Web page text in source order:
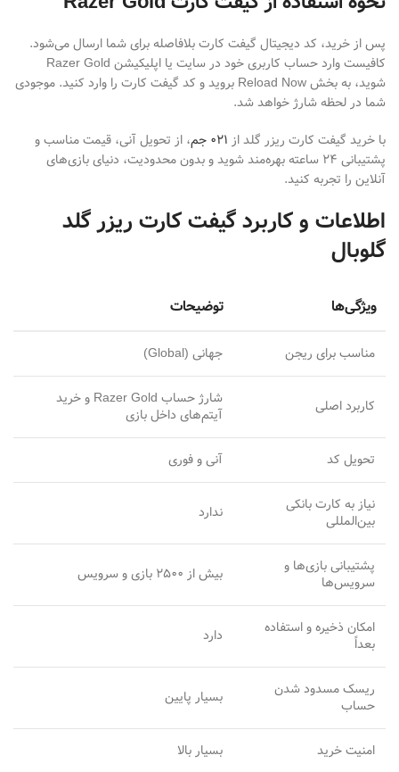
پس از خرید، کد دیجیتال گیفت کارت بلافاصله برای شما ارسال می‌شود.
کافیست وارد حساب کاربری خود در سایت یا اپلیکیشن Razer Gold
شوید، به بخش Reload Now بروید و کد گیفت کارت را وارد کنید. موجودی
شما در لحظه شارژ خواهد شد.
با خرید گیفت کارت ریزر گلد از ۰۲۱ جم
، از تحویل آنی، قیمت مناسب و
پشتیبانی ۲۴ ساعته بهره‌مند شوید و بدون محدودیت، دنیای بازی‌های
آنلاین را تجربه کنید.
اطلاعات و کاربرد گیفت کارت ریزر گلد
گلوبال
ویژگی‌ها توضیحات
مناسب برای ریجن جهانی (Global)
کاربرد اصلی
شارژ حساب Razer Gold و خرید
آیتم‌های داخل بازی
تحویل کد آنی و فوری
نیاز به کارت بانکی
بین‌المللی
ندارد
پشتیبانی بازی‌ها و
سرویس‌ها
بیش از ۲۵۰۰ بازی و سرویس
امکان ذخیره و استفاده
بعداً
دارد
ریسک مسدود شدن
حساب
بسیار پایین
امنیت خرید بسیار بالا